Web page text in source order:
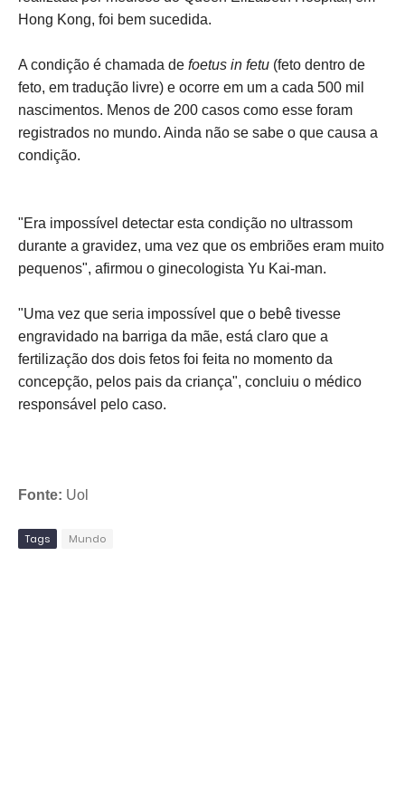
Hong Kong, foi bem sucedida.
A condição é chamada de foetus in fetu (feto dentro de
feto, em tradução livre) e ocorre em um a cada 500 mil
nascimentos. Menos de 200 casos como esse foram
registrados no mundo. Ainda não se sabe o que causa a
condição.
"Era impossível detectar esta condição no ultrassom
durante a gravidez, uma vez que os embriões eram muito
pequenos", afirmou o ginecologista Yu Kai-man.
"Uma vez que seria impossível que o bebê tivesse
engravidado na barriga da mãe, está claro que a
fertilização dos dois fetos foi feita no momento da
concepção, pelos pais da criança", concluiu o médico
responsável pelo caso.
Fonte: Uol
Tags Mundo